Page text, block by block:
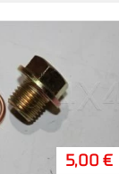
5,00 €